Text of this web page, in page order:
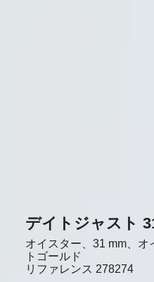
デイトジャスト
オイスター、31 mm、オ
トゴールド
リファレンス 278274